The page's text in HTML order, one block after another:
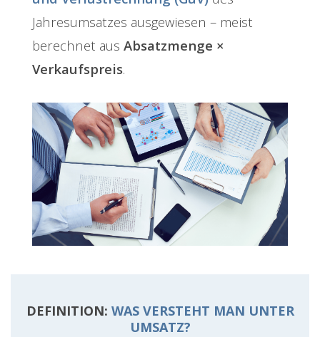
Jahresumsatzes ausgewiesen – meist
berechnet aus Absatzmenge ×
Verkaufspreis.
DEFINITION: WAS VERSTEHT MAN UNTER
UMSATZ?